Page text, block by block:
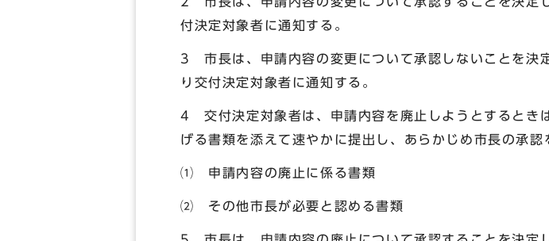
付決定対象者に通知する。
3 市長は、申請内容の変更について承認しないことを決
り交付決定対象者に通知する。
4 交付決定対象者は、申請内容を廃止しようとするとき
げる書類を添えて速やかに提出し、あらかじめ市長の承認
⑴ 申請内容の廃止に係る書類
⑵ その他市長が必要と認める書類